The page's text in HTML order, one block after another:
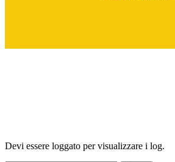
Devi essere loggato per visualizzare i log.